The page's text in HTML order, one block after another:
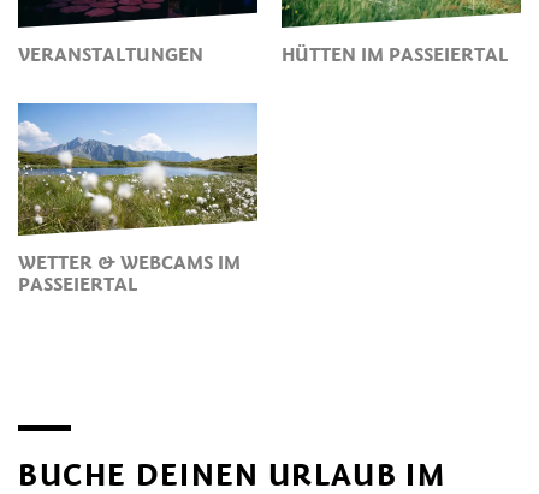
VERANSTALTUNGEN HÜTTEN IM PASSEIERTAL
WETTER & WEBCAMS IM
PASSEIERTAL
BUCHE DEINEN URLAUB IM